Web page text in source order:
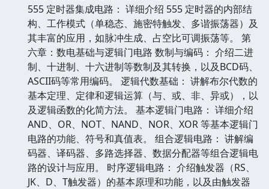
555 定时器集成电路： 详细介绍 555 定时器的内部结
构、工作模式（单稳态、施密特触发、多谐振荡器）及
其丰富的应用，如脉冲生成、占空比可调振荡等。 第
六章：数电基础与逻辑门电路 数制与编码： 介绍二进
制、十进制、十六进制等数制及其转换，以及BCD码、
ASCII码等常用编码。 逻辑代数基础： 讲解布尔代数的
基本定理、定律和逻辑运算（与、或、非、异或），以
及逻辑函数的化简方法。 基本逻辑门电路： 详细介绍
AND、OR、NOT、NAND、NOR、XOR 等基本逻辑门
电路的功能、符号和真值表。 组合逻辑电路： 讲解编
码器、译码器、多路选择器、数据分配器等组合逻辑电
路的设计与应用。 时序逻辑电路： 介绍触发器（RS、
JK、D、T触发器）的基本原理和功能，以及由触发器